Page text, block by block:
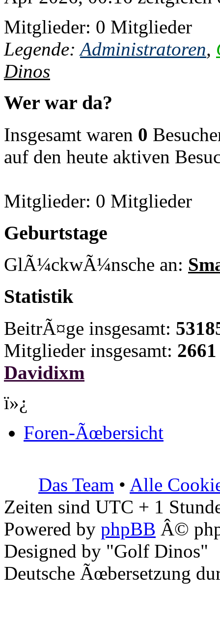
Mitglieder: 0 Mitglieder
Legende: Administratoren,
Dinos
Wer war da?
Insgesamt waren 0
auf den heute aktiven
Mitglieder: 0 Mitglieder
Geburtstage
GlÃ¼ckwÃ¼nsche an:
Statistik
BeitrÃ¤ge insgesamt:
Mitglieder insgesamt: 2661
Davidixm
ï»¿
Foren-Ãœbersicht
Das Team • Alle
Zeiten sind UTC + 1
Powered by phpBB Â©
Designed by "Golf Dinos"
Deutsche Ãœbersetzung